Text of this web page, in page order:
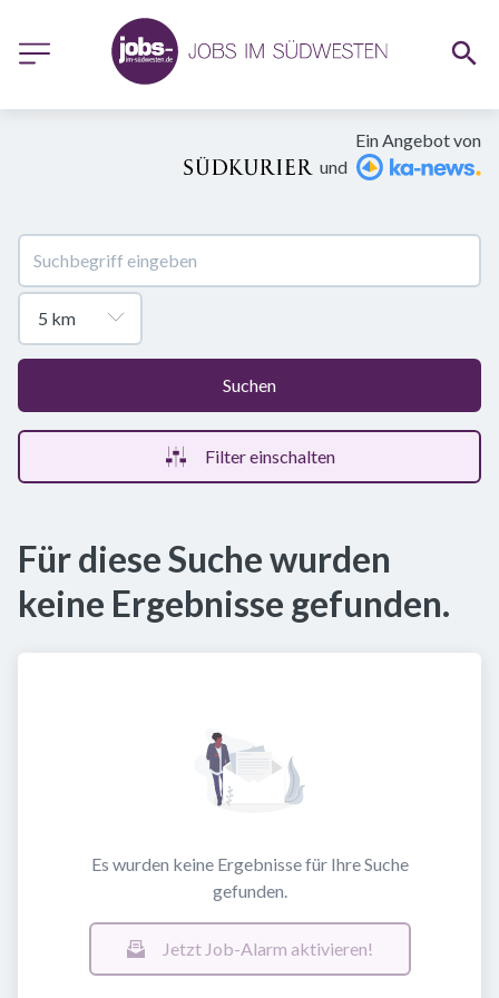
Ein Angebot von
und
Suchen
Filter einschalten
Für diese Suche wurden
keine Ergebnisse gefunden.
Es wurden keine Ergebnisse für Ihre Suche
gefunden.
Jetzt Job-Alarm aktivieren!